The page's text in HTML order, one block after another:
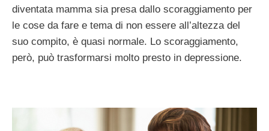
diventata mamma sia presa dallo scoraggiamento per
le cose da fare e tema di non essere all’altezza del
suo compito, è quasi normale. Lo scoraggiamento,
però, può trasformarsi molto presto in depressione.